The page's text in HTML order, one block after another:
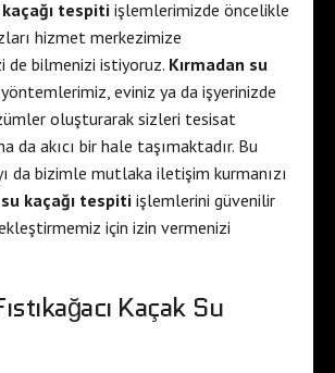
kaçağı tespiti işlemlerimizde öncelikle
hizmet merkezimize
de bilmenizi istiyoruz. Kırmadan su
yöntemlerimiz, eviniz ya da işyerinizde
oluşturarak sizleri tesisat
da akıcı bir hale taşımaktadır. Bu
da bizimle mutlaka iletişim kurmanızı
su kaçağı tespitiişlemlerini güvenilir
için izin vermenizi
Kaçak Su